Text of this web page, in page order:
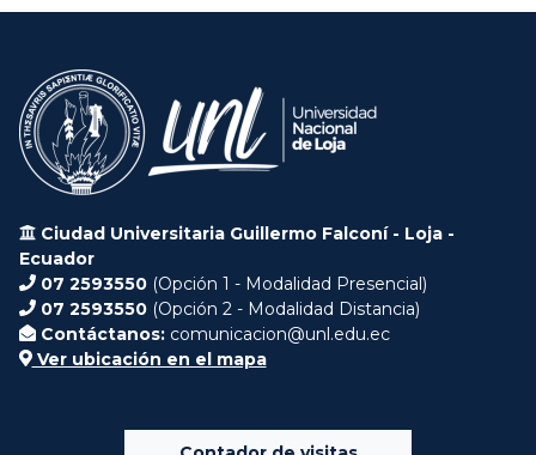
Ciudad Universitaria Guillermo Falconí - Loja -
Ecuador
07 2593550 (Opción 1 - Modalidad Presencial)
07 2593550 (Opción 2 - Modalidad Distancia)
Contáctanos: comunicacion@unl.edu.ec
Ver ubicación en el mapa